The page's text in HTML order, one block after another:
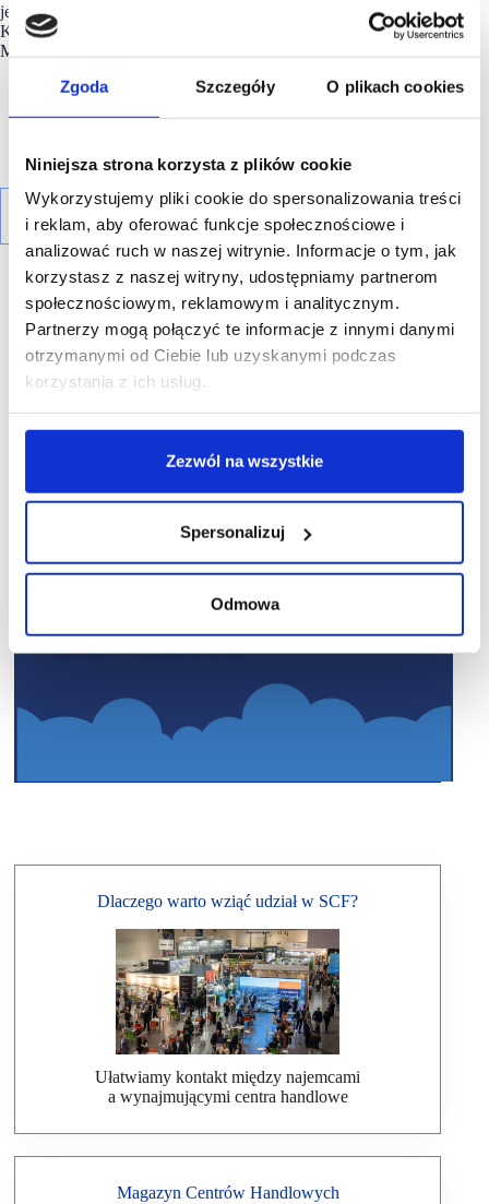
Zgoda Szczegóły O plikach cookies
Niniejsza strona korzysta z plików cookie
Wykorzystujemy pliki cookie do spersonalizowania treści
i reklam, aby oferować funkcje społecznościowe i
analizować ruch w naszej witrynie. Informacje o tym, jak
korzystasz z naszej witryny, udostępniamy partnerom
społecznościowym, reklamowym i analitycznym.
Partnerzy mogą połączyć te informacje z innymi danymi
otrzymanymi od Ciebie lub uzyskanymi podczas
korzystania z ich usług.
Zezwól na wszystkie
Spersonalizuj
Odmowa
jedynie w tej
sklepów jak m.in.: Solar,
Kazar, Vistula; Wólczanka, Bytom, Molton, Premium
Multibrand Store, Ochnik.
R E K L A M A
Dlaczego warto wziąć udział w SCF?
Ułatwiamy kontakt między najemcami
a wynajmującymi centra handlowe
Magazyn Centrów Handlowych